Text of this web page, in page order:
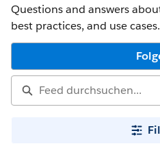
Questions and answers
best practices, and use cases.